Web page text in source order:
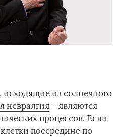
из солнечного
невралгия – являются
процессов. Если
посередине по